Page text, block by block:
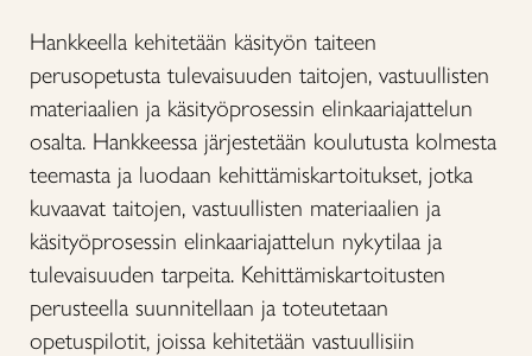
Hankkeella kehitetään käsityön taiteen
perusopetusta tulevaisuuden taitojen, vastuullisten
materiaalien ja käsityöprosessin elinkaariajattelun
osalta. Hankkeessa järjestetään koulutusta kolmesta
teemasta ja luodaan kehittämiskartoitukset, jotka
kuvaavat taitojen, vastuullisten materiaalien ja
käsityöprosessin elinkaariajattelun nykytilaa ja
tulevaisuuden tarpeita. Kehittämiskartoitusten
perusteella suunnitellaan ja toteutetaan
opetuspilotit, joissa kehitetään vastuullisiin